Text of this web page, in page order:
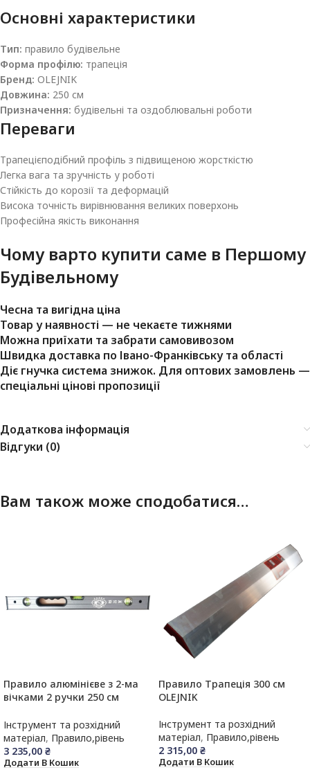
Основні характеристики
Тип: правило будівельне
Форма профілю: трапеція
Бренд: OLEJNIK
Довжина: 250 см
Призначення: будівельні та оздоблювальні роботи
Переваги
Трапецієподібний профіль з підвищеною жорсткістю
Легка вага та зручність у роботі
Стійкість до корозії та деформацій
Висока точність вирівнювання великих поверхонь
Професійна якість виконання
Чому варто купити саме в Першому
Будівельному
Чесна та вигідна ціна
Товар у наявності — не чекаєте тижнями
Можна приїхати та забрати самовивозом
Швидка доставка по Івано-Франківську та області
Діє гнучка система знижок. Для оптових замовлень —
спеціальні цінові пропозиції
Додаткова інформація
Відгуки (0)
Вам також може сподобатися…
Правило алюмінієве з 2-ма
вічками 2 ручки 250 см
Інструмент та розхідний
матеріал, Правило,рівень
3 235,00 ₴
Додати В Кошик
Правило Трапеція 300 см
OLEJNIK
Інструмент та розхідний
матеріал, Правило,рівень
2 315,00 ₴
Додати В Кошик